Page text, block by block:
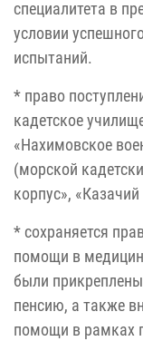
специалитета в
условии
испытаний.
* право
кадетское
«Нахимовское
(морской
корпус»,
* сохраняется
помощи в
были
пенсию, а также
помощи в рамках